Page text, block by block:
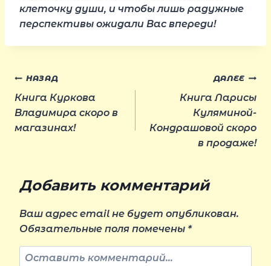
клеточку души, и чтобы лишь радужные
перспективы ожидали Вас впереди!
Навигация
по
НАЗАД
Книга Куркова
Владимира скоро в
магазинах!
ДАЛЕЕ
Книга Ларисы
Куляминой-
Кондрашовой скоро
в продаже!
Добавить комментарий
Ваш адрес email не будет опубликован.
Обязательные поля помечены *